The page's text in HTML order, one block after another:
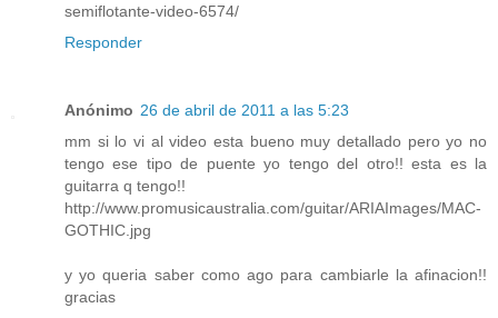
semiflotante-video-6574/
Responder
Anónimo 26 de abril de 2011 a las 5:23
mm si lo vi al video esta bueno muy detallado pero yo no
tengo ese tipo de puente yo tengo del otro!! esta es la
guitarra q tengo!!
http://www.promusicaustralia.com/guitar/ARIAImages/MAC-
GOTHIC.jpg
y yo queria saber como ago para cambiarle la afinacion!!
gracias